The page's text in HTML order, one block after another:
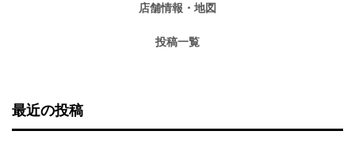
店舗情報・地図
投稿一覧
最近の投稿